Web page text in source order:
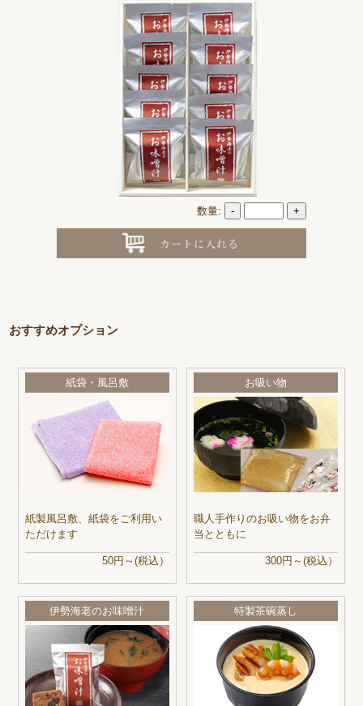
数量: - +
おすすめオプション
紙袋・風呂敷
紙製風呂敷、紙袋をご利用い
ただけます
50円～(税込）
お吸い物
職人手作りのお吸い物をお弁
当とともに
300円～(税込）
伊勢海老のお味噌汁 特製茶碗蒸し